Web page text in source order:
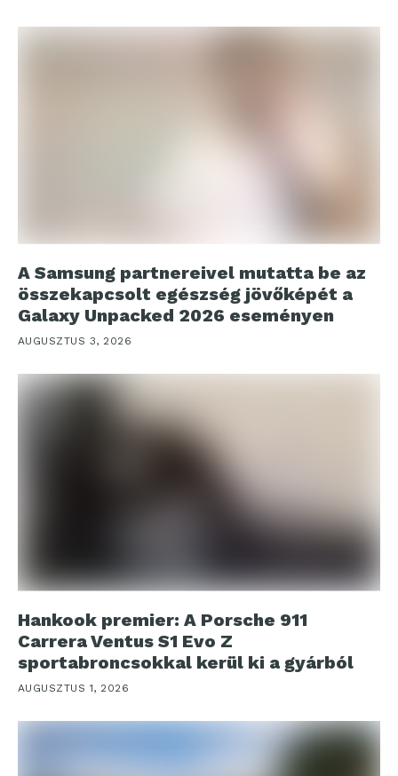
A Samsung partnereivel mutatta be az
összekapcsolt egészség jövőképét a
Galaxy Unpacked 2026 eseményen
AUGUSZTUS 3, 2026
Hankook premier: A Porsche 911
Carrera Ventus S1 Evo Z
sportabroncsokkal kerül ki a gyárból
AUGUSZTUS 1, 2026